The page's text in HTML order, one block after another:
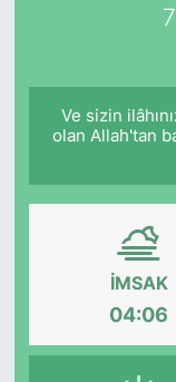
Ve sizin
olan Allah'tan
İMSAK
04:06
Tüm
Haber Arşivi